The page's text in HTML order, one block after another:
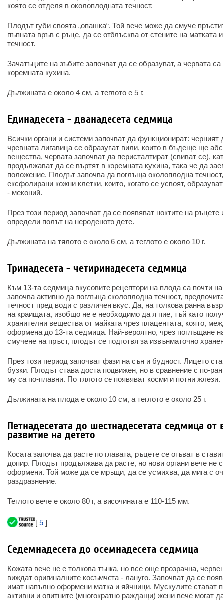
която се отделя в околоплодната течност.
Плодът губи своята „опашка“. Той вече може да смуче
пъпната връв с ръце, да се отблъсква от стените на матката
течност.
Зачатъците на зъбите започват да се образуват, а червата
коремната кухина.
Дължината е около 4 см, а теглото е 5 г.
Единадесета - дванадесета седмица
Всички органи и системи започват да функционират:
чревната лигавица се образуват вили, които в бъдеще ще
вещества, червата започват да перисталтират (свиват се),
продължават да се въртят в коремната кухина, така че да
положение. Плодът започва да поглъща околоплодна
ексфолирани кожни клетки, които, когато се усвоят,
- меконий.
През този период започват да се появяват ноктите на
определи полът на нероденото дете.
Дължината на тялото е около 6 см, а теглото е около 10 г.
Тринадесета - четиринадесета седмица
Към 13-та седмица вкусовите рецептори на плода са почти
започва активно да поглъща околоплодна течност,
течност пред води с различен вкус. Да, на толкова ранна
на краищата, изобщо не е необходимо да я пие, тъй като
хранителни вещества от майката чрез плацентата, която,
оформена до 13-та седмица. Най-вероятно, чрез поглъщане
смучене на пръст, плодът се подготвя за извънматочно
През този период започват фази на сън и будност. Лицето
бузки. Плодът става доста подвижен, но в сравнение с по-
му са по-плавни. По тялото се появяват косми и потни жлези.
Дължината на плода е около 10 см, а теглото е около 25 г.
Петнадесетата до шестнадесетата седмица от
развитие на детето
Косата започва да расте по главата, ръцете се огъват в
допир. Плодът продължава да расте, но нови органи вече не
оформени. Той може да се мръщи, да се усмихва, да мига с
раздразнение.
Теглото вече е около 80 г, а височината е 110-115 мм.
[ 5 ]
Седемнадесета до осемнадесета седмица
Кожата вече не е толкова тънка, но все още прозрачна,
виждат оригиналните косъмчета - лануго. Започват да се
имат напълно оформени матка и яйчници. Мускулите стават
активни и опитните (многократно раждащи) жени вече могат